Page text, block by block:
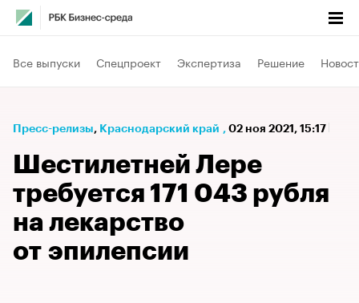
Все выпуски Спецпроект Экспертиза Решение
Пресс-релизы⁠, Краснодарский край , 02 ноя 2021, 15:17
Шестилетней Лере
требуется 171 043 рубля
на лекарство
от эпилепсии